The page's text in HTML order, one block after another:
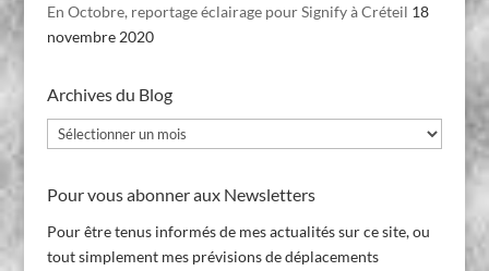
En Octobre, reportage éclairage pour Signify à Créteil 18
novembre 2020
Archives du Blog
Archives
du
Pour vous abonner aux Newsletters
Pour être tenus informés de mes actualités sur ce site, ou
tout simplement mes prévisions de déplacements